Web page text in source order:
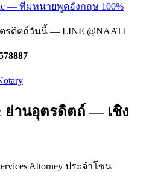
— ทีมทนายพูดอังกฤษ 100%
รดิตถ์วันนี้ — LINE @NAATI
ย่านอุตรดิตถ์ — เชิง
Attorney ประจำโซน